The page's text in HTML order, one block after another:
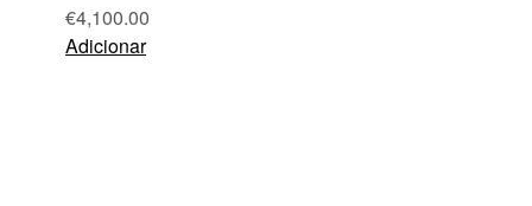
€4,100.00
Adicionar